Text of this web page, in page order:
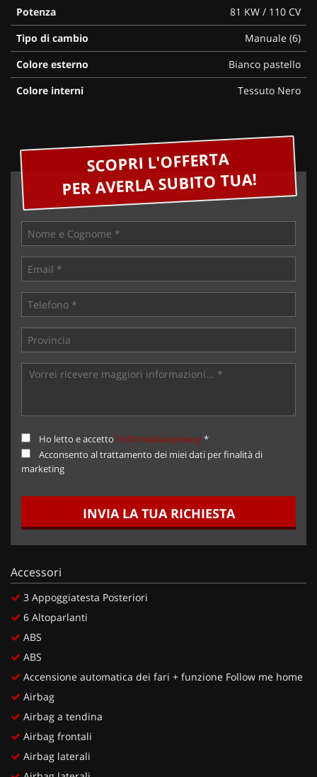
Potenza
81 KW / 110 CV
Tipo di cambio
Manuale (6)
Colore esterno
Bianco pastello
Colore interni
Tessuto Nero
SCOPRI L'OFFERTA
PER AVERLA SUBITO TUA!
Ho letto e accetto l'informativa privacy*
Acconsento al trattamento dei miei dati per finalità di
marketing
INVIA LA TUA RICHIESTA
Accessori
3 Appoggiatesta Posteriori
6 Altoparlanti
ABS
ABS
Accensione automatica dei fari + funzione Follow me home
Airbag
Airbag a tendina
Airbag frontali
Airbag laterali